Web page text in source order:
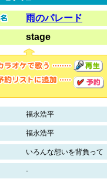
雨のパレード
stage
福永浩平
福永浩平
いろんな想いを背負って
-